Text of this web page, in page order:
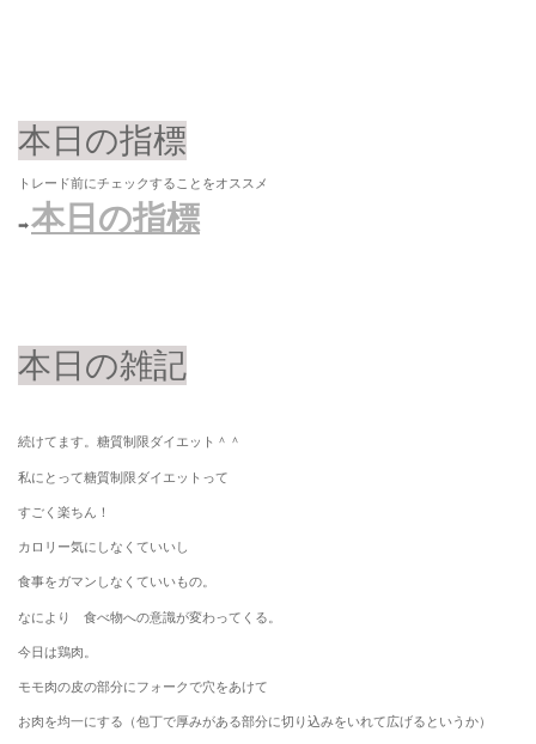
本日の指標
トレード前にチェックすることをオススメ
➡本日の指標
本日の雑記
続けてます。糖質制限ダイエット＾＾
私にとって糖質制限ダイエットって
すごく楽ちん！
カロリー気にしなくていいし
食事をガマンしなくていいもの。
なにより 食べ物への意識が変わってくる。
今日は鶏肉。
モモ肉の皮の部分にフォークで穴をあけて
お肉を均一にする（包丁で厚みがある部分に切り込みをいれて広げるというか）